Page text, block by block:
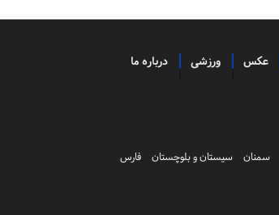
عکس ورزشی درباره ما
سمنان سیستان و بلوچستان
فارس